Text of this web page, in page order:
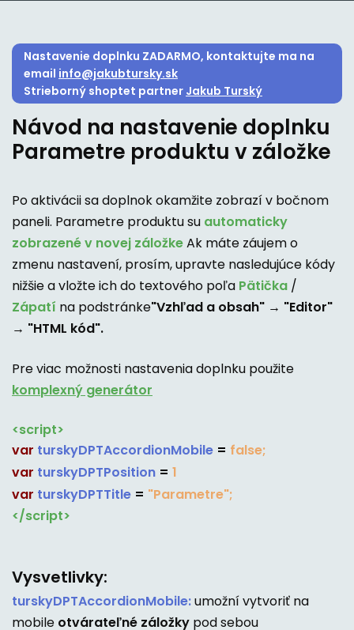
Nastavenie doplnku ZADARMO, kontaktujte ma na
email info@jakubtursky.sk
Strieborný shoptet partner Jakub Turský
Návod na nastavenie doplnku
Parametre produktu v záložke
Po aktivácii sa doplnok okamžite zobrazí v bočnom
paneli. Parametre produktu su automaticky
zobrazené v novej záložkeAk máte záujem o
zmenu nastavení, prosím, upravte nasledujúce kódy
nižšie a vložte ich do textového poľa Pätička /
Zápatí na podstránke"Vzhľad a obsah" → "Editor"
→ "HTML kód".
Pre viac možnosti nastavenia doplnku použite
komplexný generátor
<script>
var turskyDPTAccordionMobile = false;
var turskyDPTPosition = 1
var turskyDPTTitle = "Parametre";
</script>
Vysvetlivky:
turskyDPTAccordionMobile:umožní vytvoriť na
mobile otvárateľné záložky pod sebou